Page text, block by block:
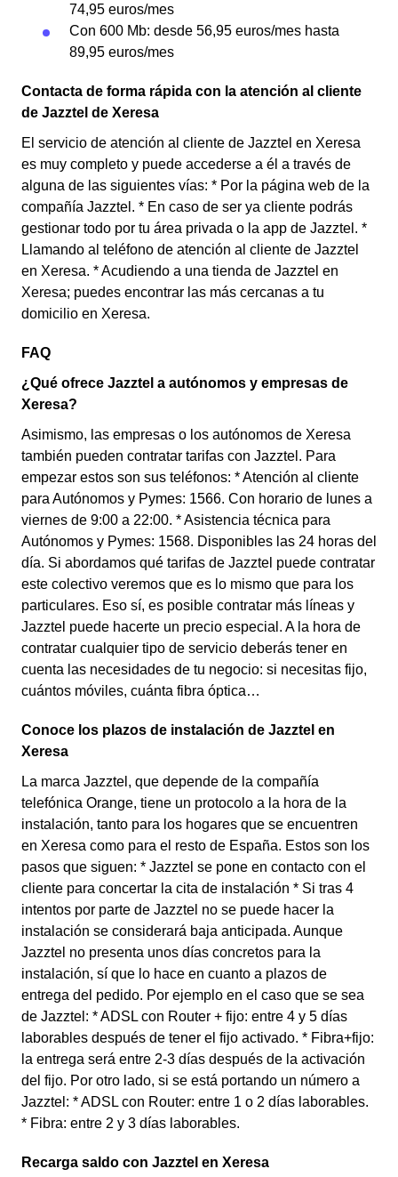
74,95 euros/mes
Con 600 Mb: desde 56,95 euros/mes hasta
89,95 euros/mes
Contacta de forma rápida con la atención al cliente
de Jazztel de Xeresa
El servicio de atención al cliente de Jazztel en Xeresa
es muy completo y puede accederse a él a través de
alguna de las siguientes vías: * Por la página web de la
compañía Jazztel. * En caso de ser ya cliente podrás
gestionar todo por tu área privada o la app de Jazztel. *
Llamando al teléfono de atención al cliente de Jazztel
en Xeresa. * Acudiendo a una tienda de Jazztel en
Xeresa; puedes encontrar las más cercanas a tu
domicilio en Xeresa.
FAQ
¿Qué ofrece Jazztel a autónomos y empresas de
Xeresa?
Asimismo, las empresas o los autónomos de Xeresa
también pueden contratar tarifas con Jazztel. Para
empezar estos son sus teléfonos: * Atención al cliente
para Autónomos y Pymes: 1566. Con horario de lunes a
viernes de 9:00 a 22:00. * Asistencia técnica para
Autónomos y Pymes: 1568. Disponibles las 24 horas del
día. Si abordamos qué tarifas de Jazztel puede contratar
este colectivo veremos que es lo mismo que para los
particulares. Eso sí, es posible contratar más líneas y
Jazztel puede hacerte un precio especial. A la hora de
contratar cualquier tipo de servicio deberás tener en
cuenta las necesidades de tu negocio: si necesitas fijo,
cuántos móviles, cuánta fibra óptica…
Conoce los plazos de instalación de Jazztel en
Xeresa
La marca Jazztel, que depende de la compañía
telefónica Orange, tiene un protocolo a la hora de la
instalación, tanto para los hogares que se encuentren
en Xeresa como para el resto de España. Estos son los
pasos que siguen: * Jazztel se pone en contacto con el
cliente para concertar la cita de instalación * Si tras 4
intentos por parte de Jazztel no se puede hacer la
instalación se considerará baja anticipada. Aunque
Jazztel no presenta unos días concretos para la
instalación, sí que lo hace en cuanto a plazos de
entrega del pedido. Por ejemplo en el caso que se sea
de Jazztel: * ADSL con Router + fijo: entre 4 y 5 días
laborables después de tener el fijo activado. * Fibra+fijo:
la entrega será entre 2-3 días después de la activación
del fijo. Por otro lado, si se está portando un número a
Jazztel: * ADSL con Router: entre 1 o 2 días laborables.
* Fibra: entre 2 y 3 días laborables.
Recarga saldo con Jazztel en Xeresa